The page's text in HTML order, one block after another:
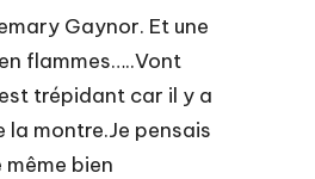
Gaynor. Et une
flammes…..Vont
trépidant car il y a
la montre.Je pensais
bien